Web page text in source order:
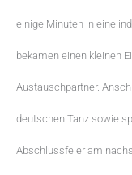
einige Minuten in eine
bekamen einen kleinen
Austauschpartner.
deutschen Tanz sowie
Abschlussfeier am